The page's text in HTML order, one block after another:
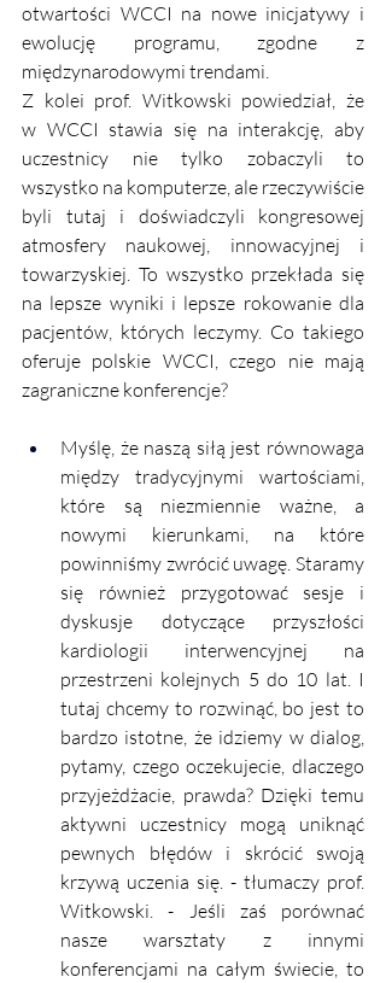
otwartości WCCI na nowe inicjatywy i
ewolucję programu, zgodne z
międzynarodowymi trendami.
Z kolei prof. Witkowski powiedział, że
w WCCI stawia się na interakcję, aby
uczestnicy nie tylko zobaczyli to
wszystko na komputerze, ale rzeczywiście
byli tutaj i doświadczyli kongresowej
atmosfery naukowej, innowacyjnej i
towarzyskiej. To wszystko przekłada się
na lepsze wyniki i lepsze rokowanie dla
pacjentów, których leczymy. Co takiego
oferuje polskie WCCI, czego nie mają
zagraniczne konferencje?
Myślę, że naszą siłą jest równowaga
między tradycyjnymi wartościami,
które są niezmiennie ważne, a
nowymi kierunkami, na które
powinniśmy zwrócić uwagę. Staramy
się również przygotować sesje i
dyskusje dotyczące przyszłości
kardiologii interwencyjnej na
przestrzeni kolejnych 5 do 10 lat. I
tutaj chcemy to rozwinąć, bo jest to
bardzo istotne, że idziemy w dialog,
pytamy, czego oczekujecie, dlaczego
przyjeżdżacie, prawda? Dzięki temu
aktywni uczestnicy mogą uniknąć
pewnych błędów i skrócić swoją
krzywą uczenia się. - tłumaczy prof.
Witkowski. - Jeśli zaś porównać
nasze warsztaty z innymi
konferencjami na całym świecie, to